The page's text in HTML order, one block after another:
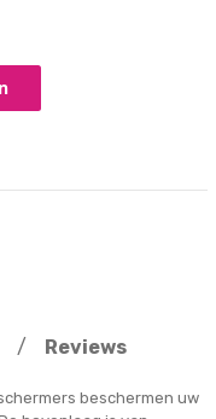
/ Reviews
beschermen uw